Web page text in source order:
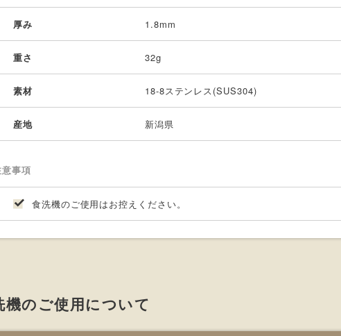
厚み 1.8mm
重さ 32g
素材 18-8ステンレス(SUS304)
産地 新潟県
事項
食洗機のご使用はお控えください。
機のご使用について